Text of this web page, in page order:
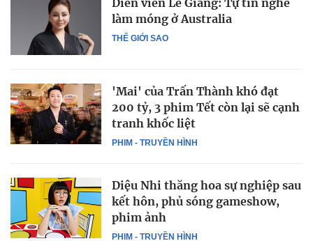
THẾ GIỚI SAO
làm móng ở Australia
PHIM - TRUYỀN HÌNH
'Mai' của Trấn Thành khó đạt
200 tỷ, 3 phim Tết còn lại sẽ cạnh
tranh khốc liệt
PHIM - TRUYỀN HÌNH
Diệu Nhi thăng hoa sự nghiệp sau
kết hôn, phủ sóng gameshow,
phim ảnh